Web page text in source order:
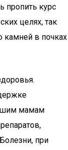
пропить курс
целях, так
камней в почках
мамам
при